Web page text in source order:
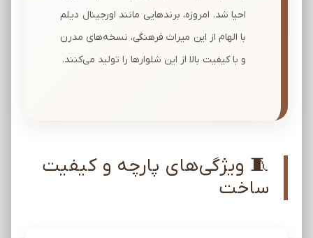
احیا شد. امروزه، برندهایی مانند اورجینال دیلم
با الهام از این میراث فرهنگی، نسخه‌های مدرن
و با کیفیت بالا از این شلوارها را تولید می‌کنند.
🧵 ویژگی‌های پارچه و کیفیت
ساخت